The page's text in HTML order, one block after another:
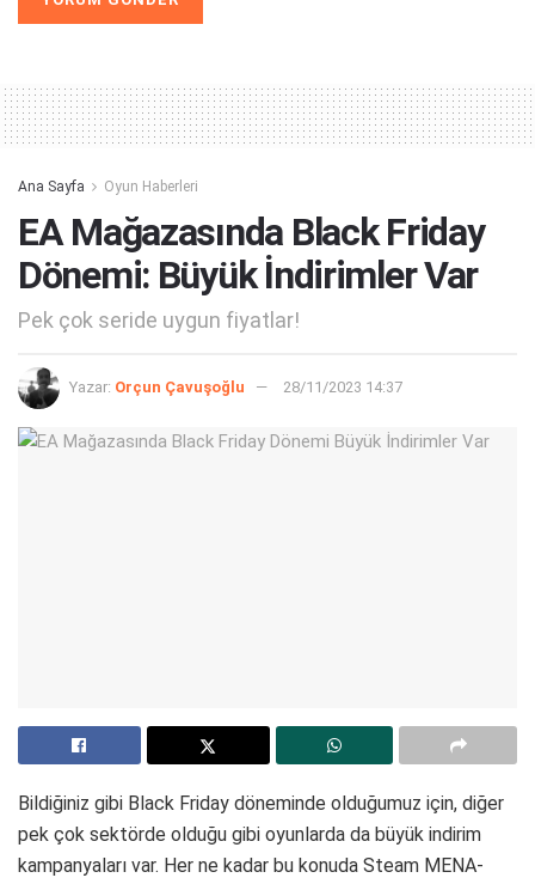
Ana Sayfa Oyun Haberleri
EA Mağazasında Black Friday
Dönemi: Büyük İndirimler Var
Pek çok seride uygun fiyatlar!
Yazar: Orçun Çavuşoğlu 28/11/2023 14:37
Bildiğiniz gibi Black Friday döneminde olduğumuz için, diğer
pek çok sektörde olduğu gibi oyunlarda da büyük indirim
kampanyaları var. Her ne kadar bu konuda Steam MENA-